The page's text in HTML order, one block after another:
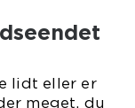
lidt eller er
meget, du